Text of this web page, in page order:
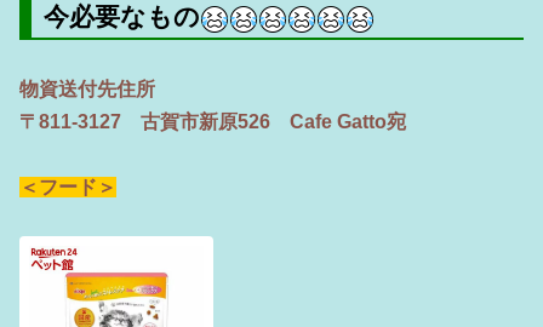
今必要なもの
物資送付先住所
〒811-3127 古賀市新原526 Cafe Gatto宛
＜フード＞